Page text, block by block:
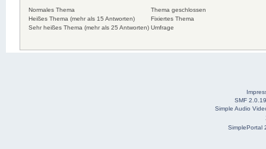
Normales Thema
Heißes Thema (mehr als 15 Antworten)
Sehr heißes Thema (mehr als 25 Antworten)
Thema geschlossen
Fixiertes Thema
Umfrage
SMF 2.0.19
Simple Audio
SimplePortal